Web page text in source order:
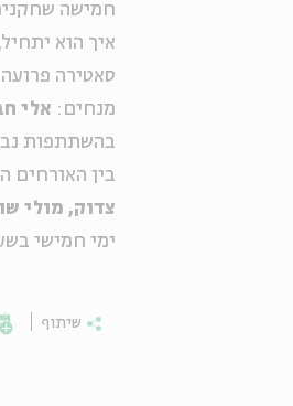
חמישה
איך הוא
סאטירה
מנחים: אלי
בהשתתפות
בין האורחים
צדוק, מולי
ימי חמישי בשעה 20:30, במועדים
שיתוף